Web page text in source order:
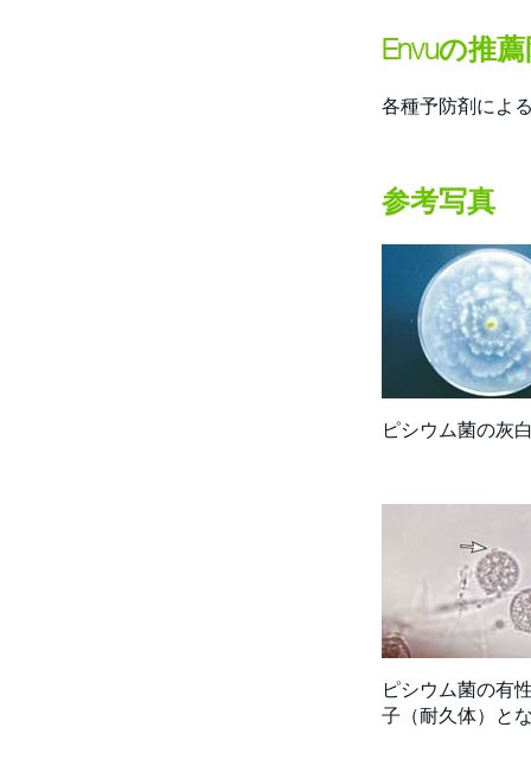
Envuの推
各種予防剤によ
参考写真
ピシウム菌の灰
ピシウム菌の有
子（耐久体）と